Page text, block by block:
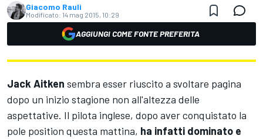
Giacomo Rauli
Modificato: 14 mag 2015, 10:29
AGGIUNGI COME FONTE PREFERITA
Jack Aitken sembra esser riuscito a svoltare pagina
dopo un inizio stagione non all'altezza delle
aspettative. Il pilota inglese, dopo aver conquistato la
pole position questa mattina, ha infatti dominato e